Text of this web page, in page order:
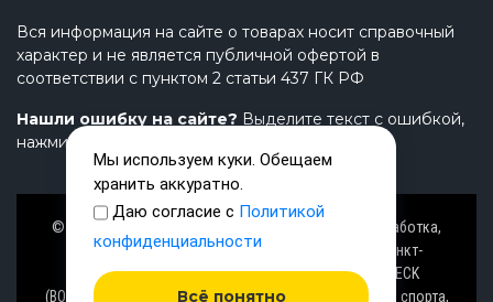
Вся информация на сайте о товарах носит справочный
характер и не является публичной офертой в
соответствии с пунктом 2 статьи 437 ГК РФ
Нашли ошибку на сайте? Выделите текст с ошибкой,
нажмите Ctrl+Enter и напишите нам.
© Завод TimeTrial (ТаймТриал) - производство, разработка,
проектирование надувных изделий, товаров в Санкт-
Петербурге с 2000 г. из ПВХ (PVC), ТПУ (TPU), AIRDECK
(ВОЗДУШНАЯ ПАЛУБА), OXFORD (ОКСФОРД) ткани для спорта,
Мы используем куки. Обещаем
хранить аккуратно.
Даю согласие с Политикой
конфиденциальности
Всё понятно